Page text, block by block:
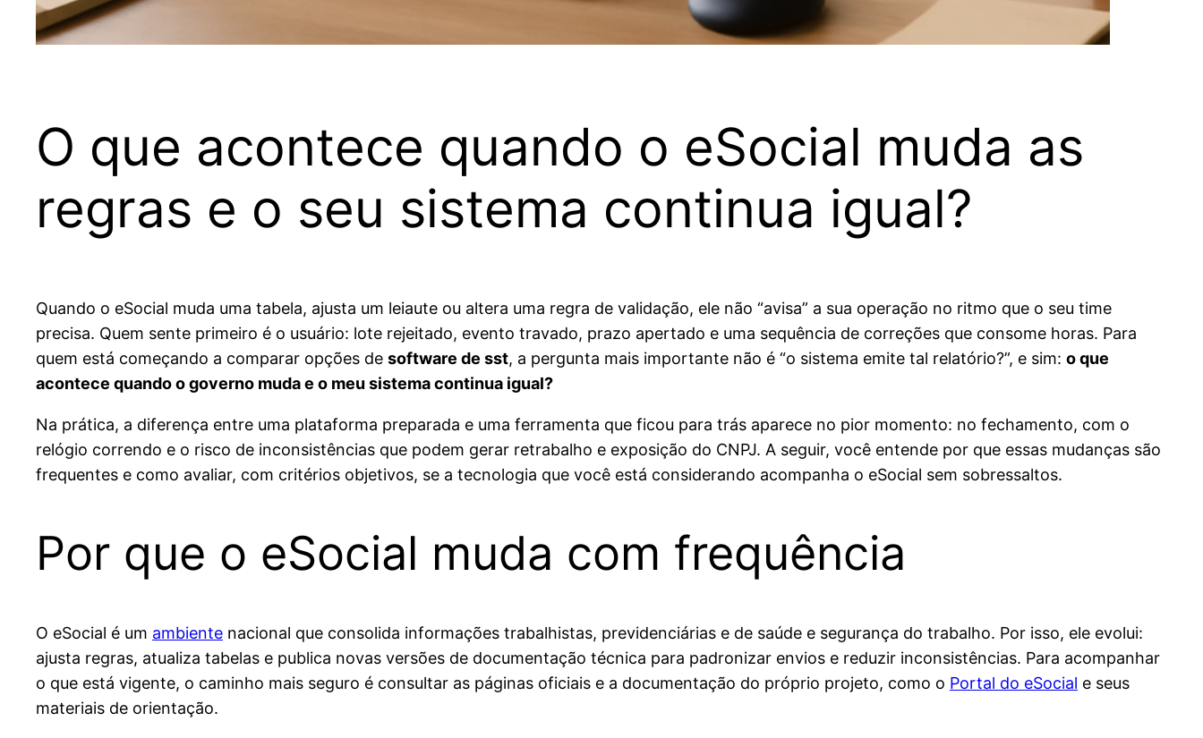
O que acontece quando o eSocial muda as
regras e o seu sistema continua igual?
Quando o eSocial muda uma tabela, ajusta um leiaute ou altera uma regra de validação, ele não “avisa” a sua operação no ritmo que o seu time
precisa. Quem sente primeiro é o usuário: lote rejeitado, evento travado, prazo apertado e uma sequência de correções que consome horas. Para
quem está começando a comparar opções de software de sst, a pergunta mais importante não é “o sistema emite tal relatório?”, e sim: o que
acontece quando o governo muda e o meu sistema continua igual?
Na prática, a diferença entre uma plataforma preparada e uma ferramenta que ficou para trás aparece no pior momento: no fechamento, com o
relógio correndo e o risco de inconsistências que podem gerar retrabalho e exposição do CNPJ. A seguir, você entende por que essas mudanças são
frequentes e como avaliar, com critérios objetivos, se a tecnologia que você está considerando acompanha o eSocial sem sobressaltos.
Por que o eSocial muda com frequência
O eSocial é um ambiente nacional que consolida informações trabalhistas, previdenciárias e de saúde e segurança do trabalho. Por isso, ele evolui:
ajusta regras, atualiza tabelas e publica novas versões de documentação técnica para padronizar envios e reduzir inconsistências. Para acompanhar
o que está vigente, o caminho mais seguro é consultar as páginas oficiais e a documentação do próprio projeto, como o Portal do eSocial e seus
materiais de orientação.